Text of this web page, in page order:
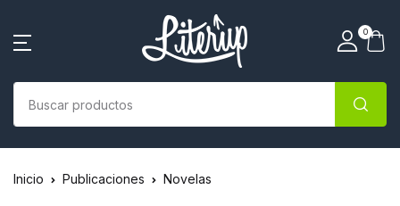
0
Inicio Publicaciones Novelas